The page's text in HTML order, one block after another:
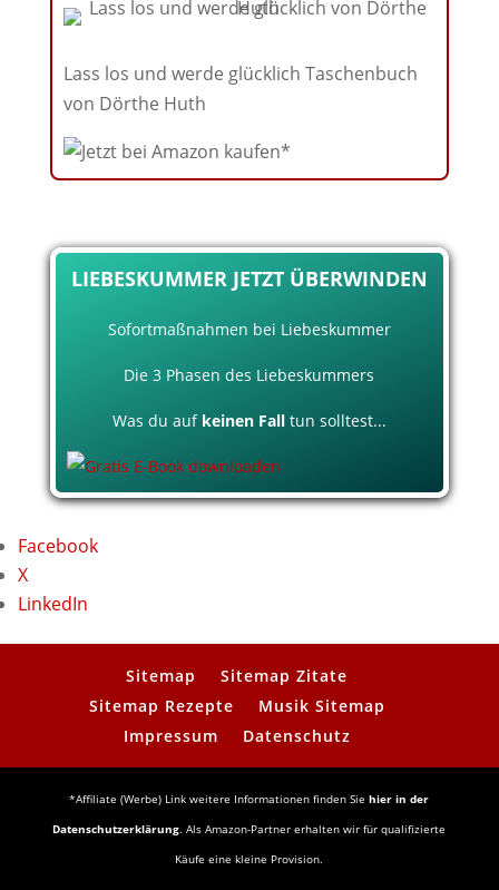
Lass los und werde glücklich Taschenbuch
von Dörthe Huth
LIEBESKUMMER JETZT ÜBERWINDEN
Sofortmaßnahmen bei Liebeskummer
Die 3 Phasen des Liebeskummers
Was du auf keinen Falltun solltest...
Facebook
X
LinkedIn
Sitemap
Sitemap Zitate
Sitemap Rezepte
Musik Sitemap
Impressum
Datenschutz
*Affiliate (Werbe) Link weitere Informationen finden Siehier in der
Datenschutzerklärung. Als Amazon-Partner erhalten wir für qualifizierte
Käufe eine kleine Provision.